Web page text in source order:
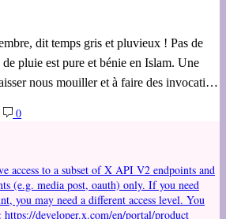
dit temps gris et pluvieux ! Pas de
pluie est pure et bénie en Islam. Une
nous mouiller et à faire des invocati…
0
access to a subset of X API V2 endpoints and
(e.g. media post, oauth) only. If you need
you may need a different access level. You
https://developer.x.com/en/portal/product